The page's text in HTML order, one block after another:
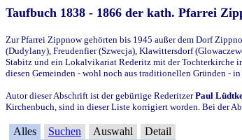
Taufbuch 1838 - 1866 der kath. Pfarrei
Zur Pfarrei Zippnow gehörten bis 1945 außer dem Dorf
(Dudylany), Freudenfier (Szwecja), Klawittersdorf
Stabitz und ein Lokalvikariat Rederitz mit der Tochterkirche
diesen Gemeinden - wohl noch aus traditionellen Gründen -
Autor dieser Abschrift ist der gebürtige RederitzerPaul
Kirchenbuch, sind in dieser Liste korrigiert worden. Bei der
Alles Suchen Auswahl Detail